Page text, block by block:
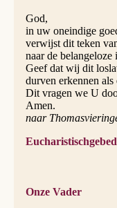
God,
in uw oneindige
verwijst dit teken
naar de
Geef dat wij dit
durven erkennen
Dit vragen we U
Amen.
naar
Eucharistischgebed
Onze Vader